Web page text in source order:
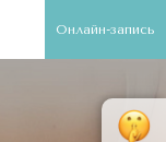
Онлайн-запись